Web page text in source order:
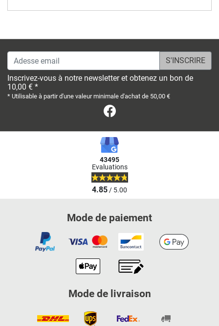
Adesse email
Inscrivez-vous à notre newsletter et obtenez un bon de
10,00 € *
* Utilisable à partir d'une valeur minimale d'achat de 50,00 €
43495
Evaluations
4.85/ 5.00
Mode de paiement
Mode de livraison